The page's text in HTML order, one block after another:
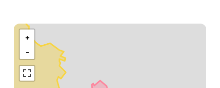
Kaart
+
−